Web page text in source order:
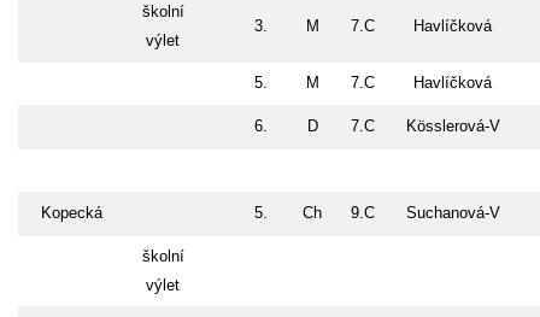
školní
výlet
3. M 7.C Havlíčková
5. M 7.C Havlíčková
6. D 7.C Kösslerová-V
Kopecká 5. Ch 9.C Suchanová-V
školní
výlet